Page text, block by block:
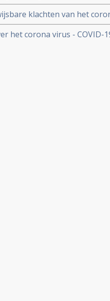
klachten van het
ook en zelfs nog
klachten
het corona virus - COVID-